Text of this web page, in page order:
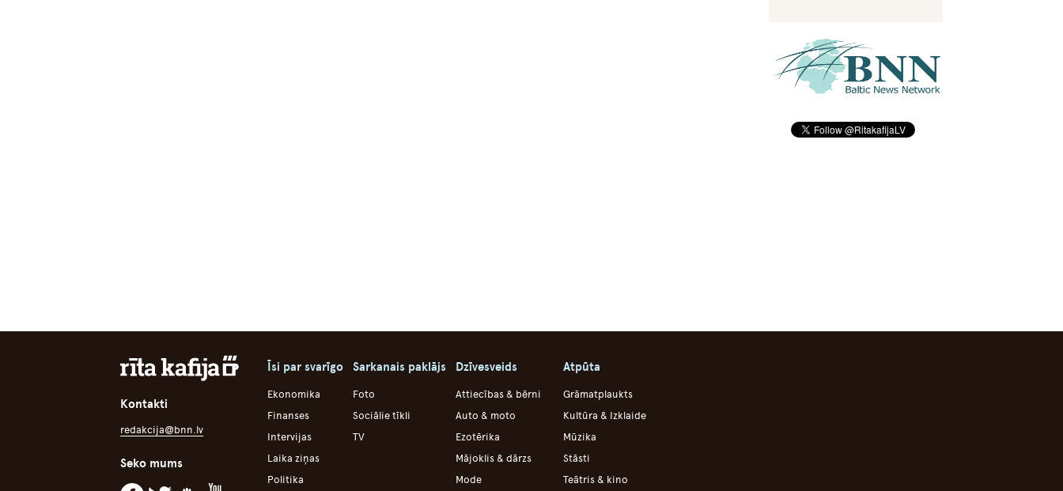
Kontakti
redakcija@bnn.lv
Seko mums
Īsi par svarīgo
Ekonomika
Finanses
Intervijas
Laika ziņas
Politika
Sarkanais paklājs
Foto
Sociālie tīkli
TV
Dzīvesveids
Attiecības & bērni
Auto & moto
Ezotērika
Mājoklis & dārzs
Mode
Atpūta
Grāmatplaukts
Kultūra & Izklaide
Mūzika
Stāsti
Teātris & kino